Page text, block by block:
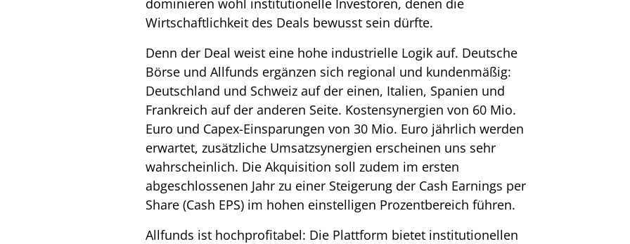
Wirtschaftlichkeit des Deals bewusst sein dürfte.
Denn der Deal weist eine hohe industrielle Logik auf. Deutsche
Börse und Allfunds ergänzen sich regional und kundenmäßig:
Deutschland und Schweiz auf der einen, Italien, Spanien und
Frankreich auf der anderen Seite. Kostensynergien von 60 Mio.
Euro und Capex-Einsparungen von 30 Mio. Euro jährlich werden
erwartet, zusätzliche Umsatzsynergien erscheinen uns sehr
wahrscheinlich. Die Akquisition soll zudem im ersten
abgeschlossenen Jahr zu einer Steigerung der Cash Earnings per
Share (Cash EPS) im hohen einstelligen Prozentbereich führen.
Allfunds ist hochprofitabel: Die Plattform bietet institutionellen